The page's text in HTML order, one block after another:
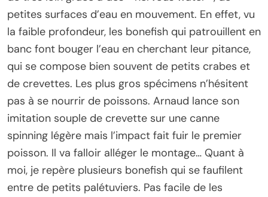
petites surfaces d’eau en mouvement. En effet, vu
la faible profondeur, les bonefish qui patrouillent en
banc font bouger l’eau en cherchant leur pitance,
qui se compose bien souvent de petits crabes et
de crevettes. Les plus gros spécimens n’hésitent
pas à se nourrir de poissons. Arnaud lance son
imitation souple de crevette sur une canne
spinning légère mais l’impact fait fuir le premier
poisson. Il va falloir alléger le montage… Quant à
moi, je repère plusieurs bonefish qui se faufilent
entre de petits palétuviers. Pas facile de les